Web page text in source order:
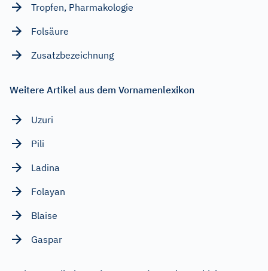
Tropfen, Pharmakologie
Folsäure
Zusatzbezeichnung
Weitere Artikel aus dem Vornamenlexikon
Uzuri
Pili
Ladina
Folayan
Blaise
Gaspar